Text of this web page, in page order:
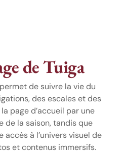
de Tuiga
de suivre la vie du
des escales et des
page d’accueil par une
de la saison, tandis que
accès à l’univers visuel de
et contenus immersifs.